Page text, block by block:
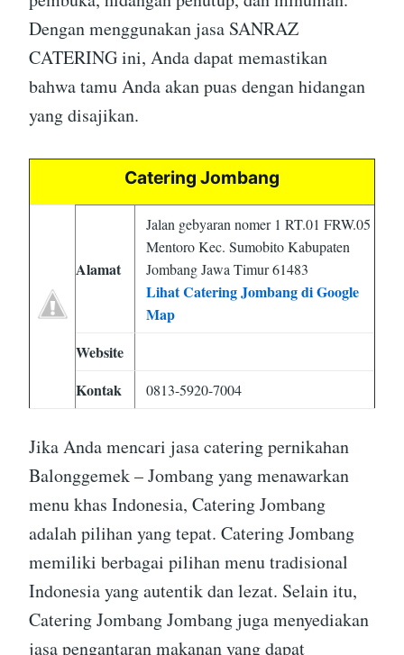
Dengan menggunakan jasa SANRAZ
CATERING ini, Anda dapat memastikan
bahwa tamu Anda akan puas dengan hidangan
yang disajikan.
Catering Jombang
Alamat
Jalan gebyaran nomer 1 RT.01 FRW.05
Mentoro Kec. Sumobito Kabupaten
Jombang Jawa Timur 61483
Lihat Catering Jombang di Google
Map
Website
Kontak
0813-5920-7004
Jika Anda mencari jasa catering pernikahan
Balonggemek – Jombang yang menawarkan
menu khas Indonesia, Catering Jombang
adalah pilihan yang tepat. Catering Jombang
memiliki berbagai pilihan menu tradisional
Indonesia yang autentik dan lezat. Selain itu,
Catering Jombang Jombang juga menyediakan
jasa pengantaran makanan yang dapat